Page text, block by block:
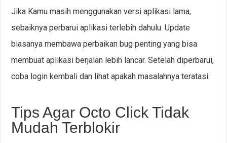
Jika Kamu masih menggunakan versi aplikasi lama,
sebaiknya perbarui aplikasi terlebih dahulu. Update
biasanya membawa perbaikan bug penting yang bisa
membuat aplikasi berjalan lebih lancar. Setelah diperbarui,
coba login kembali dan lihat apakah masalahnya teratasi.
Tips Agar Octo Click Tidak
Mudah Terblokir